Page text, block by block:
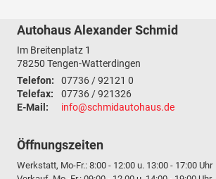
Autohaus Alexander Schmid
Im Breitenplatz 1
78250 Tengen-Watterdingen
Telefon:
07736 / 92121 0
Telefax:
07736 / 921326
E-Mail:
info@schmidautohaus.de
Öffnungszeiten
Werkstatt, Mo-Fr.: 8:00 - 12:00 u. 13:00 - 17:00 Uhr